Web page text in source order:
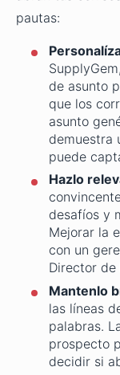
pautas:
de asunto
que los
asunto
demuestra
puede
Hazlo
desafíos y
Mejorar la
con un
Director de
Mantenlo
las líneas
palabras.
prospecto
decidir si